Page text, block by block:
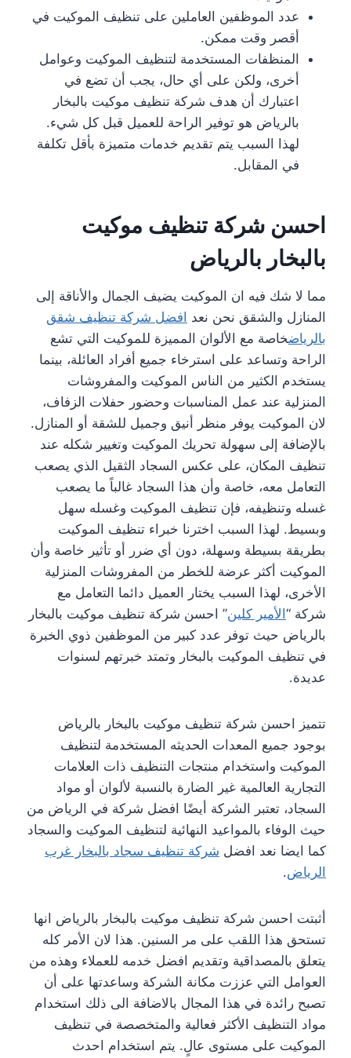
عدد الموظفين العاملين على تنظيف الموكيت في
أقصر وقت ممكن.
المنظفات المستخدمة لتنظيف الموكيت وعوامل
أخرى، ولكن على أي حال، يجب أن تضع في
اعتبارك أن هدف شركة تنظيف موكيت بالبخار
بالرياض هو توفير الراحة للعميل قبل كل شيء.
لهذا السبب يتم تقديم خدمات متميزة بأقل تكلفة
في المقابل.
احسن شركة تنظيف موكيت
بالبخار بالرياض
مما لا شك فيه ان الموكيت يضيف الجمال والأناقة إلى
المنازل والشقق نحن نعد افضل شركة تنظيف شقق
بالرياضخاصة مع الألوان المميزة للموكيت التي تشع
الراحة وتساعد على استرخاء جميع أفراد العائلة، بينما
يستخدم الكثير من الناس الموكيت والمفروشات
المنزلية عند عمل المناسبات وحضور حفلات الزفاف،
لان الموكيت يوفر منظر أنيق وجميل للشقة أو المنازل.
بالإضافة إلى سهولة تحريك الموكيت وتغيير شكله عند
تنظيف المكان، على عكس السجاد الثقيل الذي يصعب
التعامل معه، خاصة وأن هذا السجاد غالباً ما يصعب
غسله وتنظيفه، فإن تنظيف الموكيت وغسله سهل
وبسيط. لهذا السبب اخترنا خبراء تنظيف الموكيت
بطريقة بسيطة وسهلة، دون أي ضرر أو تأثير خاصة وأن
الموكيت أكثر عرضة للخطر من المفروشات المنزلية
الأخرى، لهذا السبب يختار العميل دائما التعامل مع
شركة “ الأمير كلين” احسن شركة تنظيف موكيت بالبخار
بالرياض حيث توفر عدد كبير من الموظفين ذوي الخبرة
في تنظيف الموكيت بالبخار وتمتد خبرتهم لسنوات
عديدة.
تتميز احسن شركة تنظيف موكيت بالبخار بالرياض
بوجود جميع المعدات الحديثه المستخدمة لتنظيف
الموكيت واستخدام منتجات التنظيف ذات العلامات
التجارية العالمية غير الضارة بالنسبة لألوان أو مواد
السجاد، تعتبر الشركة أيضًا افضل شركة في الرياض من
حيث الوفاء بالمواعيد النهائية لتنظيف الموكيت والسجاد
كما ايضا نعد افضل شركة تنظيف سجاد بالبخار غرب
الرياض.
أثبتت احسن شركة تنظيف موكيت بالبخار بالرياض انها
تستحق هذا اللقب على مر السنين. هذا لان الأمر كله
يتعلق بالمصداقية وتقديم افضل خدمه للعملاء وهذه من
العوامل التي عززت مكانة الشركة وساعدتها على أن
تصبح رائدة في هذا المجال بالاضافة الى ذلك استخدام
مواد التنظيف الأكثر فعالية والمتخصصة في تنظيف
الموكيت على مستوى عالٍ. يتم استخدام احدث